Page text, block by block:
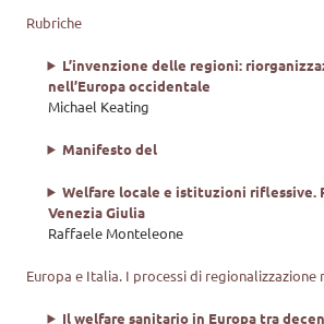
Rubriche
L’invenzione delle regioni:
nell’Europa occidentale
Michael Keating
Manifesto del
Welfare locale e istituzioni riflessive.
Venezia Giulia
Raffaele Monteleone
Europa e Italia. I processi di regionalizzazione
Il welfare sanitario in Europa tra